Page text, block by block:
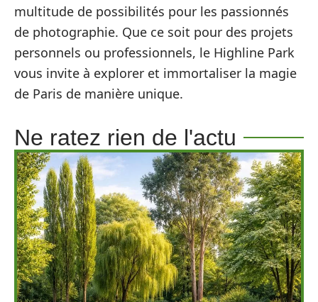
multitude de possibilités pour les passionnés
de photographie. Que ce soit pour des projets
personnels ou professionnels, le Highline Park
vous invite à explorer et immortaliser la magie
de Paris de manière unique.
Ne ratez rien de l'actu